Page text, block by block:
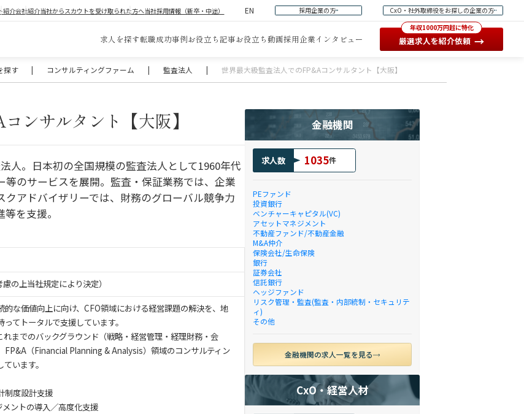
紹介会社紹介当社からスカウトを受け取られた方へ当社採用情報（新卒・中途） EN 採用企業の方 CxO・社外取締役をお探しの企業の方
求人を探す転職成功事例お役立ち記事お役立ち動画採用企業インタビュー
年収1000万円超に特化
厳選求人を紹介依頼 →
探す | コンサルティングファーム | 監査法人 | 世界最大級監査法人でのFP&Aコンサルタント【大阪】
ンサルタント【大阪】
人。日本初の全国規模の監査法人として1960年代
のサービスを展開。監査・保証業務では、企業
アドバイザリーでは、財務のグローバル競争力
を支援。
の上当社規定により決定）
な価値向上に向け、CFO領域における経営課題の解決を、地
てトータルで支援しています。
までのバックグラウンド（戦略・経営管理・経理財務・会
FP&A（Financial Planning & Analysis）領域のコンサルティン
います。
制度設計支援
ントの導入／高度化支援
金融機関
求人数 1035件
PEファンド
投資銀行
ベンチャーキャピタル(VC)
アセットマネジメント
不動産ファンド/不動産金融
M&A仲介
保険会社/生命保険
銀行
証券会社
信託銀行
ヘッジファンド
リスク管理・監査(監査・内部統制・セキュリテ
ィ)
その他
金融機関の求人一覧を見る
CxO・経営人材